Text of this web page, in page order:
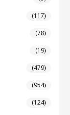
(117)
(78)
(19)
(479)
(954)
(124)